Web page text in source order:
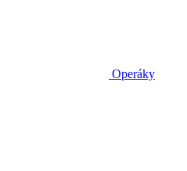
Operáky